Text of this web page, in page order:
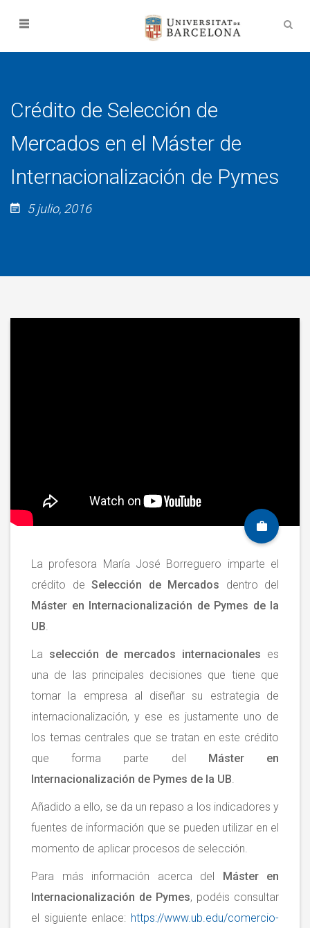
Crédito de Selección de
Mercados en el Máster de
Internacionalización de Pymes
5 julio, 2016
La profesora María José Borreguero imparte el
crédito de Selección de Mercados dentro del
Máster en Internacionalización de Pymes de la
UB.
La selección de mercados internacionales es
una de las principales decisiones que tiene que
tomar la empresa al diseñar su estrategia de
internacionalización, y ese es justamente uno de
los temas centrales que se tratan en este crédito
que forma parte del Máster en
Internacionalización de Pymes de la UB.
Añadido a ello, se da un repaso a los indicadores y
fuentes de información que se pueden utilizar en el
momento de aplicar procesos de selección.
Para más información acerca del Máster en
Internacionalización de Pymes, podéis consultar
el siguiente enlace: https://www.ub.edu/comercio-